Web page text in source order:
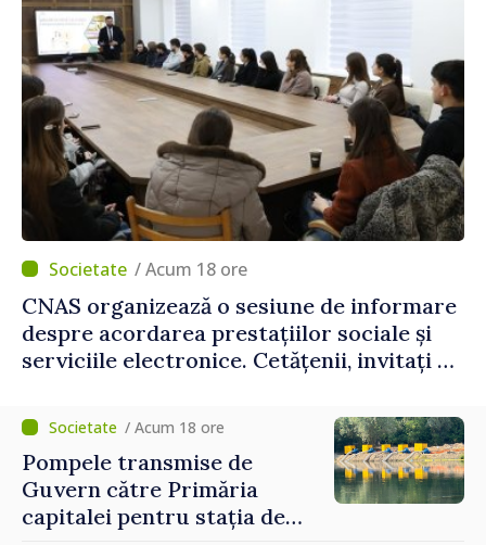
/ Acum 18 ore
CNAS organizează o sesiune de informare
despre acordarea prestațiilor sociale și
serviciile electronice. Cetățenii, invitați să
/ Acum 18 ore
Pompele transmise de
Guvern către Primăria
capitalei pentru stația de